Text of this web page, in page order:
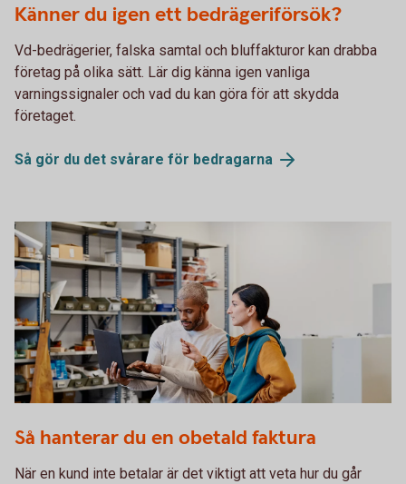
Känner du igen ett bedrägeriförsök?
Vd-bedrägerier, falska samtal och bluffakturor kan drabba
företag på olika sätt. Lär dig känna igen vanliga
varningssignaler och vad du kan göra för att skydda
företaget.
Så gör du det svårare för bedragarna
computer
Så hanterar du en obetald faktura
När en kund inte betalar är det viktigt att veta hur du går